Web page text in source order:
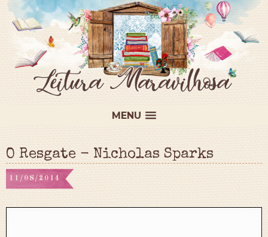
MENU
O Resgate - Nicholas Sparks
11/08/2014